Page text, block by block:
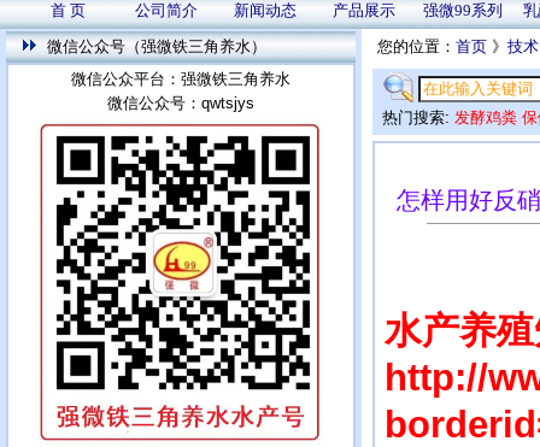
首 页 公司简介 新闻动态 产品展示 强微99系列
微信公众号（强微铁三角养水）
微信公众平台：强微铁三角养水
微信公众号：qwtsjys
您的位置： 首页 》 技
热门搜索: 发酵鸡粪
怎样用好反
水产养
http://